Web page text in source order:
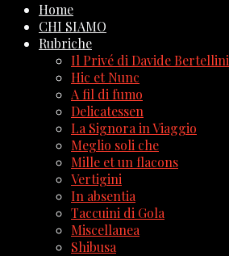
Home
CHI SIAMO
Rubriche
Il Privé di Davide Bertellini
Hic et Nunc
A fil di fumo
Delicatessen
La Signora in Viaggio
Meglio soli che
Mille et un flacons
Vertigini
In absentia
Taccuini di Gola
Miscellanea
Shibusa